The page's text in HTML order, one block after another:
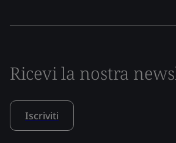
Ricevi la nostra
Iscriviti